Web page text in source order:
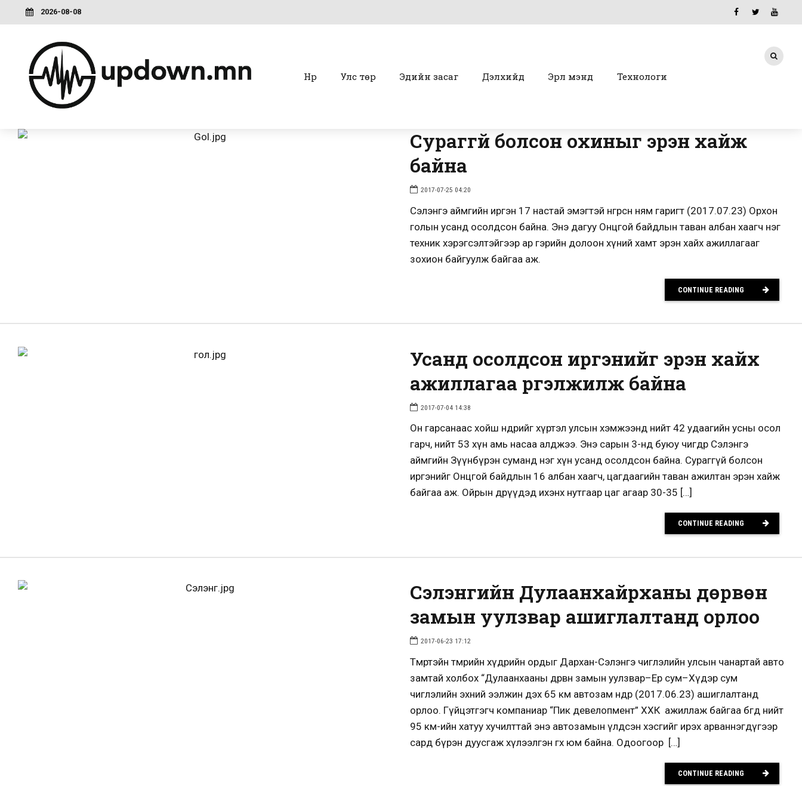
2026-08-08
Нүүр Улс төр Эдийн засаг Дэлхийд Эрүүл мэнд Технологи
Сураггүй болсон охиныг эрэн хайж
байна
2017-07-25 04:20
Сэлэнгэ аймгийн иргэн 17 настай эмэгтэй өнгөрсөн ням гаригт (2017.07.23) Орхон
голын усанд осолдсон байна. Энэ дагуу Онцгой байдлын таван албан хаагч нэг
техник хэрэгсэлтэйгээр ар гэрийн долоон хүний хамт эрэн хайх ажиллагааг
зохион байгуулж байгаа аж.
CONTINUE READING
Усанд осолдсон иргэнийг эрэн хайх
ажиллагаа үргэлжилж байна
2017-07-04 14:38
Он гарсанаас хойш өнөөдрийг хүртэл улсын хэмжээнд нийт 42 удаагийн усны осол
гарч, нийт 53 хүн амь насаа алджээ. Энэ сарын 3-нд буюу өчигдөр Сэлэнгэ
аймгийн Зүүнбүрэн суманд нэг хүн усанд осолдсон байна. Сураггүй болсон
иргэнийг Онцгой байдлын 16 албан хаагч, цагдаагийн таван ажилтан эрэн хайж
байгаа аж. Ойрын өдрүүдэд ихэнх нутгаар цаг агаар 30-35 […]
CONTINUE READING
Сэлэнгийн Дулаанхайрханы дөрвөн
замын уулзвар ашиглалтанд орлоо
2017-06-23 17:12
Төмөртэйн төмрийн хүдрийн ордыг Дархан-Сэлэнгэ чиглэлийн улсын чанартай авто
замтай холбох “Дулаанхааны дөрвөн замын уулзвар–Ерөө сум–Хүдэр сум
чиглэлийн эхний ээлжин дэх 65 км автозам өнөөдөр (2017.06.23) ашиглалтанд
орлоо. Гүйцэтгэгч компаниар “Пик девелопмент” ХХК ажиллаж байгаа бөгөөд нийт
95 км-ийн хатуу хучилттай энэ автозамын үлдсэн хэсгийг ирэх арваннэгдүгээр
сард бүрэн дуусгаж хүлээлгэн өгөх юм байна. Одоогоор […]
CONTINUE READING